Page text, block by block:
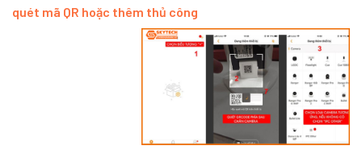
quét mã QR hoặc thêm thủ công